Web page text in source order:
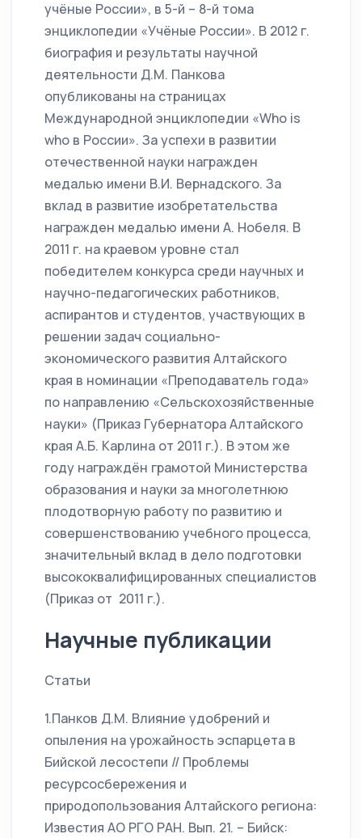
учёные России», в 5-й – 8-й тома
энциклопедии «Учёные России». В 2012 г.
биография и результаты научной
деятельности Д.М. Панкова
опубликованы на страницах
Международной энциклопедии «Who is
who в России». За успехи в развитии
отечественной науки награжден
медалью имени В.И. Вернадского. За
вклад в развитие изобретательства
награжден медалью имени А. Нобеля. В
2011 г. на краевом уровне стал
победителем конкурса среди научных и
научно-педагогических работников,
аспирантов и студентов, участвующих в
решении задач социально-
экономического развития Алтайского
края в номинации «Преподаватель года»
по направлению «Сельскохозяйственные
науки» (Приказ Губернатора Алтайского
края А.Б. Карлина от 2011 г.). В этом же
году награждён грамотой Министерства
образования и науки за многолетнюю
плодотворную работу по развитию и
совершенствованию учебного процесса,
значительный вклад в дело подготовки
высококвалифицированных специалистов
(Приказ от 2011 г.).
Научные публикации
Статьи
1.Панков Д.М. Влияние удобрений и
опыления на урожайность эспарцета в
Бийской лесостепи // Проблемы
ресурсосбережения и
природопользования Алтайского региона:
Известия АО РГО РАН. Вып. 21. – Бийск: